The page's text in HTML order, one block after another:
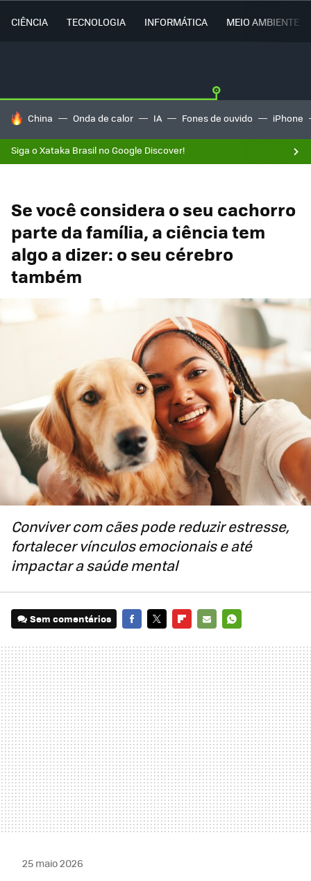
CIÊNCIA TECNOLOGIA INFORMÁTICA MEIO AMBIENTE
TENDÊNCIAS DO DIA
China Onda de calor IA Fones de ouvido iPhone
Siga o Xataka Brasil no Google Discover!
Se você considera o seu cachorro
parte da família, a ciência tem
algo a dizer: o seu cérebro
também
Conviver com cães pode reduzir estresse,
fortalecer vínculos emocionais e até
impactar a saúde mental
Sem comentários
MAIL
25 maio 2026